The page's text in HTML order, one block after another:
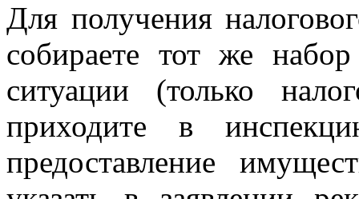
Для получения
собираете тот же
ситуации (только
приходите в
предоставление